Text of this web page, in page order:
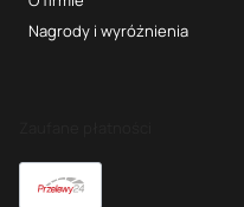
Nagrody i wyróżnienia